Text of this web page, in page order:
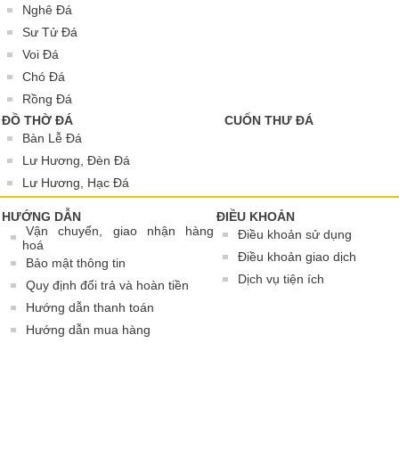
Nghê Đá
Sư Tử Đá
Voi Đá
Chó Đá
Rồng Đá
ĐỒ THỜ ĐÁ
Bàn Lễ Đá
Lư Hương, Đèn Đá
Lư Hương, Hạc Đá
CUỐN THƯ ĐÁ
HƯỚNG DẪN
Vận chuyển, giao nhận hàng
hoá
Bảo mật thông tin
Quy định đổi trả và hoàn tiền
Hướng dẫn thanh toán
Hướng dẫn mua hàng
ĐIỀU KHOẢN
Điều khoản sử dụng
Điều khoản giao dịch
Dịch vụ tiện ích